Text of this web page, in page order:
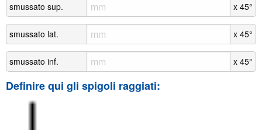
smussato sup. x 45°
smussato lat. x 45°
smussato inf. x 45°
Definire qui gli spigoli raggiati: